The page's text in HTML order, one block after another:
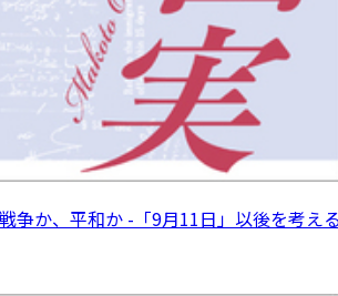
争か、平和か -「9月11日」以後を考え